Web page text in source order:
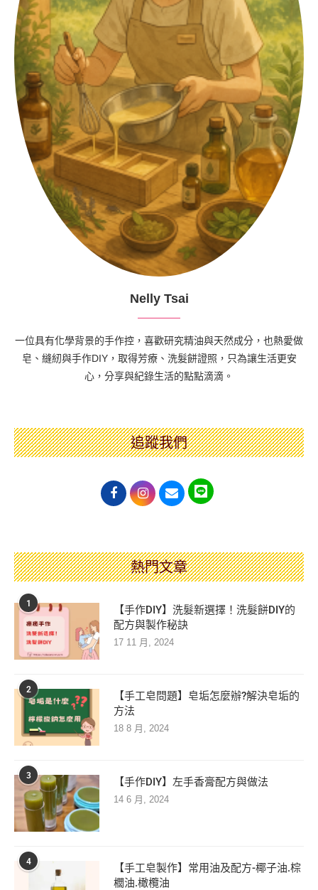
Nelly Tsai
一位具有化學背景的手作控，喜歡研究精油與天然成分，也熱愛做
皂、縫紉與手作DIY，取得芳療、洗髮餅證照，只為讓生活更安
心，分享與紀錄生活的點點滴滴。
追蹤我們
熱門文章
1
【手作DIY】洗髮新選擇！洗髮餅DIY的
配方與製作秘訣
17 11 月, 2024
2
【手工皂問題】皂垢怎麼辦?解決皂垢的
方法
18 8 月, 2024
3 【手作DIY】左手香膏配方與做法
14 6 月, 2024
4
【手工皂製作】常用油及配方-椰子油.棕
櫚油.橄欖油